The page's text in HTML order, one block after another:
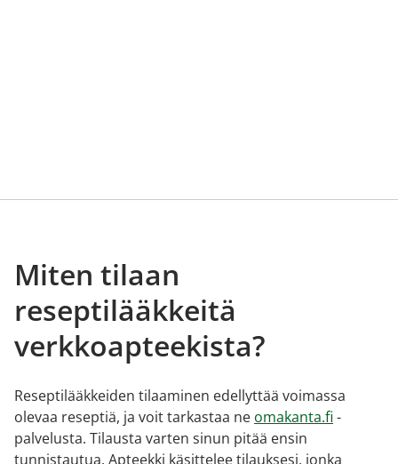
Miten tilaan
reseptilääkkeitä
verkkoapteekista?
Reseptilääkkeiden tilaaminen edellyttää voimassa
olevaa reseptiä, ja voit tarkastaa ne omakanta.fi -
palvelusta. Tilausta varten sinun pitää ensin
tunnistautua. Apteekki käsittelee tilauksesi, jonka